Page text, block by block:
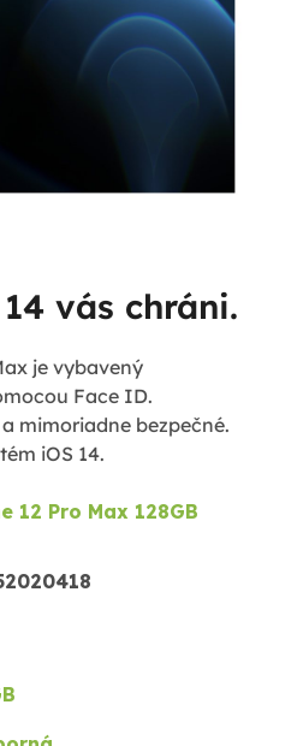
vás chráni.
je vybavený
Face ID.
mimoriadne bezpečné.
iOS 14.
12 Pro Max 128GB